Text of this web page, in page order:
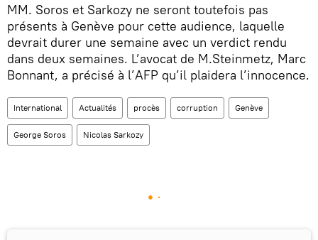
MM. Soros et Sarkozy ne seront toutefois pas
présents à Genève pour cette audience, laquelle
devrait durer une semaine avec un verdict rendu
dans deux semaines. L’avocat de M.Steinmetz, Marc
Bonnant, a précisé à l’AFP qu’il plaidera l’innocence.
International Actualités procès corruption Genève
George Soros Nicolas Sarkozy